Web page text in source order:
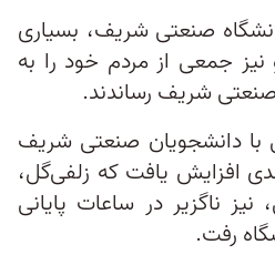
صنعتی شریف، بسیاری
جمعی از مردم خود را به
شریف رساندند.
با دانشجویان صنعتی شریف
افزایش یافت که زلفی‌گل،
ناگزیر در ساعات پایانی
رفت.